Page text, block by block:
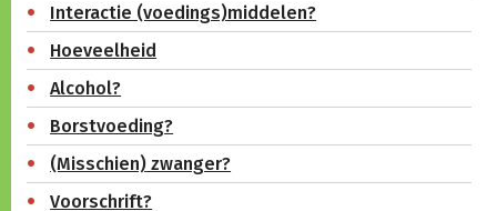
Interactie (voedings)middelen?
Hoeveelheid
Alcohol?
Borstvoeding?
(Misschien) zwanger?
Voorschrift?